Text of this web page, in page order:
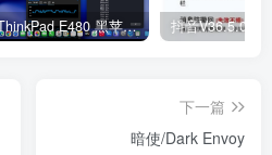
ThinkPad E480 黑苹果完美Tahoe的EFI分享（2026.03.01更新） 抖音V36.5.0 内
下一篇
暗使/Dark Envoy